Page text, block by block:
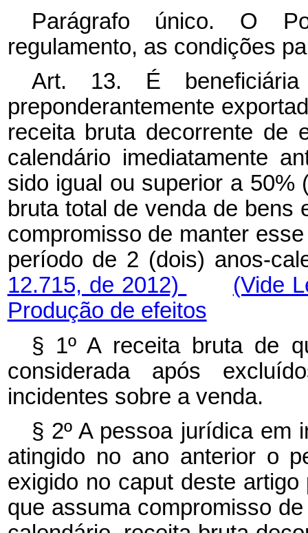
Parágrafo único. O
regulamento, as condições
Art. 13. É
preponderantemente
receita bruta decorrente de
calendário imediatamente
sido igual ou superior a 50%
bruta total de venda de
compromisso de manter
período de 2 (dois) anos-
12.715, de 2012)
(Vide
Produção de efeitos
§ 1º A receita bruta de
considerada após
incidentes sobre a venda.
§ 2º A pessoa jurídica em
atingido no ano anterior o
exigido no caput deste artigo
que assuma compromisso